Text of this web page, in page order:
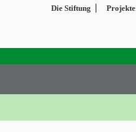
Die Stiftung Projekte